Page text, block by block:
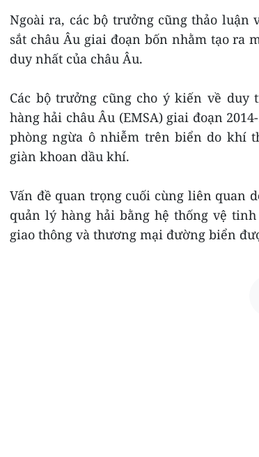
Ngoài ra, các bộ trưởng cũng thảo luận
sắt châu Âu giai đoạn bốn nhằm tạo ra
duy nhất của châu Âu.
Các bộ trưởng cũng cho ý kiến về duy
hàng hải châu Âu (EMSA) giai đoạn
phòng ngừa ô nhiễm trên biển do khí
giàn khoan dầu khí.
Vấn đề quan trọng cuối cùng liên quan
quản lý hàng hải bằng hệ thống vệ
giao thông và thương mại đường biển